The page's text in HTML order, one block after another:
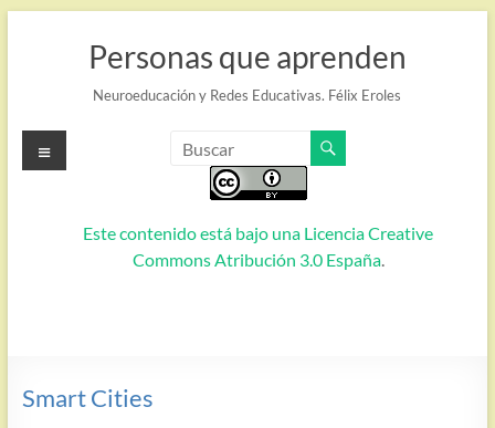
Personas que aprenden
Neuroeducación y Redes Educativas. Félix Eroles
Este contenido está bajo una Licencia Creative
Commons Atribución 3.0 España.
Menú
Smart Cities